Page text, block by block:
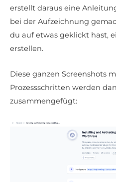
erstellt daraus eine
bei der Aufzeichnung
du auf etwas geklickt hast,
erstellen.
Diese ganzen Screenshots
Prozessschritten werden
zusammengefügt: